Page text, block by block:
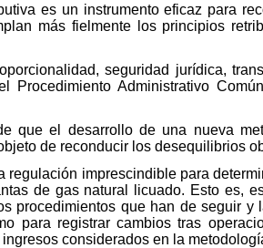
es un instrumento eficaz para
más fielmente los principios
seguridad jurídica,
Administrativo
que el desarrollo de una nueva
de reconducir los desequilibrios
imprescindible para
de gas natural licuado. Esto es,
procedimientos que han de seguir y
para registrar cambios tras
considerados en la